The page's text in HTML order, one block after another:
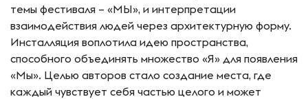
темы фестиваля – «МЫ», и интерпретации
взаимодействия людей через архитектурную форму.
Инсталляция воплотила идею пространства,
способного объединять множество «Я» для появления
«Мы». Целью авторов стало создание места, где
каждый чувствует себя частью целого и может